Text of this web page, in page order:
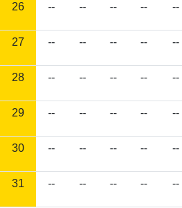
26 -- -- -- -- --
27 -- -- -- -- --
28 -- -- -- -- --
29 -- -- -- -- --
30 -- -- -- -- --
31 -- -- -- -- --